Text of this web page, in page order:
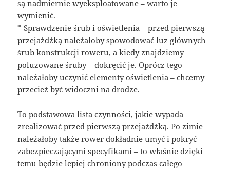
są nadmiernie wyeksploatowane – warto je
wymienić.
* Sprawdzenie śrub i oświetlenia – przed pierwszą
przejażdżką należałoby spowodować luz głównych
śrub konstrukcji roweru, a kiedy znajdziemy
poluzowane śruby – dokręcić je. Oprócz tego
należałoby uczynić elementy oświetlenia – chcemy
przecież być widoczni na drodze.
To podstawowa lista czynności, jakie wypada
zrealizować przed pierwszą przejażdżką. Po zimie
należałoby także rower dokładnie umyć i pokryć
zabezpieczającymi specyfikami – to właśnie dzięki
temu będzie lepiej chroniony podczas całego